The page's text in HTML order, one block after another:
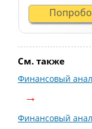
См. также
Финансовый
Финансовый